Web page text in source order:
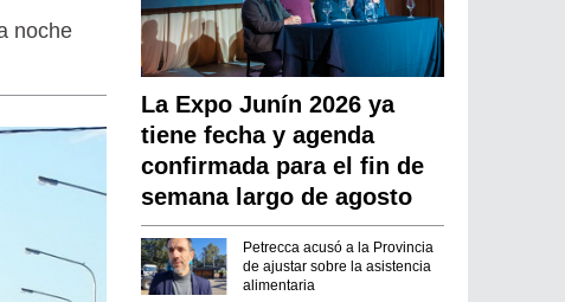
noche
La Expo Junín 2026 ya
tiene fecha y agenda
confirmada para el fin de
semana largo de agosto
Petrecca acusó a la Provincia
de ajustar sobre la asistencia
alimentaria